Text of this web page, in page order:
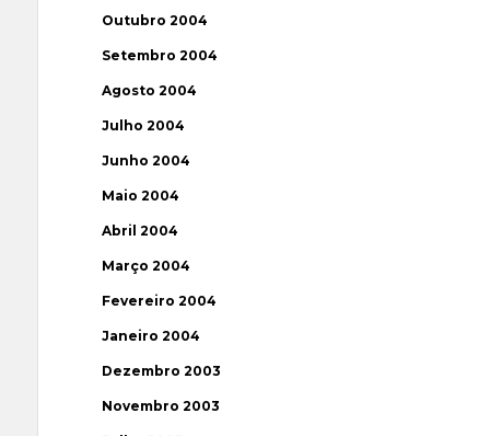
Outubro 2004
Setembro 2004
Agosto 2004
Julho 2004
Junho 2004
Maio 2004
Abril 2004
Março 2004
Fevereiro 2004
Janeiro 2004
Dezembro 2003
Novembro 2003